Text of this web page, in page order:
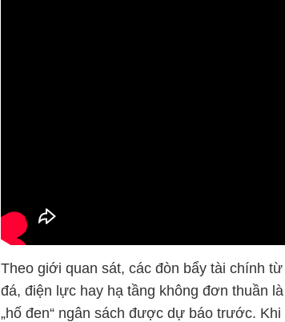
Theo giới quan sát, các đòn bẩy tài chính
đá, điện lực hay hạ tầng không đơn thuần
„hố đen“ ngân sách được dự báo trước.